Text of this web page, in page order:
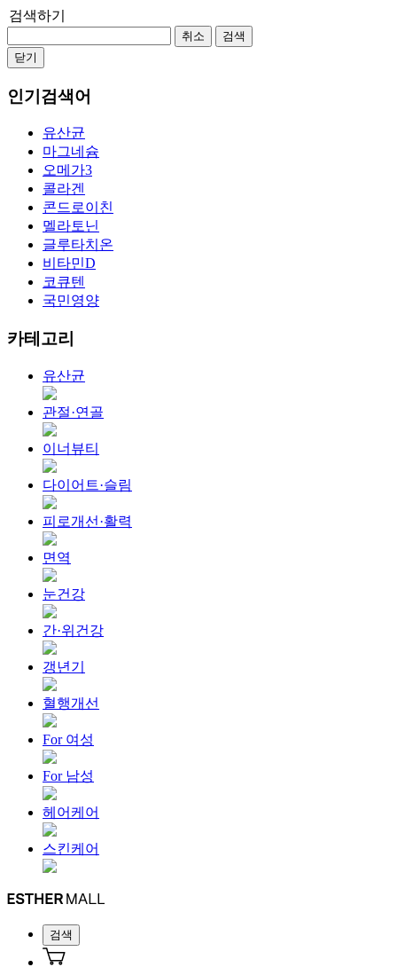
검색하기
취소
검색
닫기
인기검색어
유산균
마그네슘
오메가3
콜라겐
콘드로이친
멜라토닌
글루타치온
비타민D
코큐텐
국민영양
카테고리
유산균
관절·연골
이너뷰티
다이어트·슬림
피로개선·활력
면역
눈건강
간·위건강
갱년기
혈행개선
For 여성
For 남성
헤어케어
스킨케어
검색